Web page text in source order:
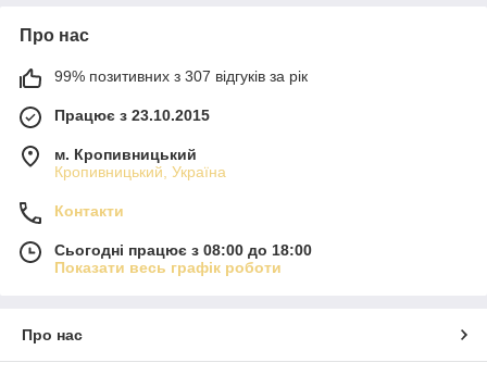
Про нас
99% позитивних з 307 відгуків за рік
Працює з 23.10.2015
м. Кропивницький
Кропивницький, Україна
Контакти
Сьогодні працює з 08:00 до 18:00
Показати весь графік роботи
Про нас